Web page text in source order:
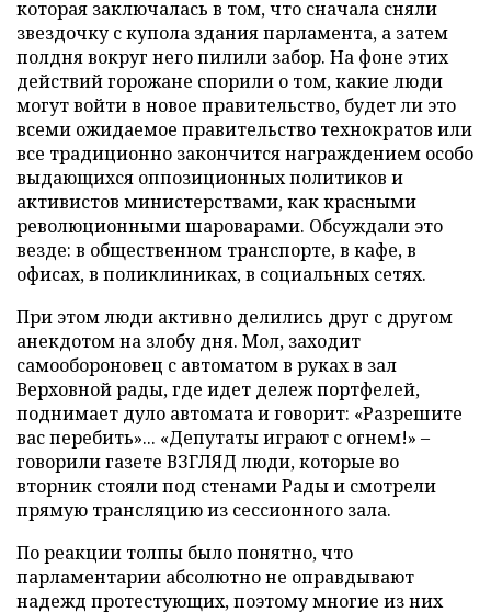
которая заключалась в том, что сначала сняли
звездочку с купола здания парламента, а затем
полдня вокруг него пилили забор. На фоне этих
действий горожане спорили о том, какие люди
могут войти в новое правительство, будет ли это
всеми ожидаемое правительство технократов или
все традиционно закончится награждением особо
выдающихся оппозиционных политиков и
активистов министерствами, как красными
революционными шароварами. Обсуждали это
везде: в общественном транспорте, в кафе, в
офисах, в поликлиниках, в социальных сетях.
При этом люди активно делились друг с другом
анекдотом на злобу дня. Мол, заходит
самообороновец с автоматом в руках в зал
Верховной рады, где идет дележ портфелей,
поднимает дуло автомата и говорит: «Разрешите
вас перебить»... «Депутаты играют с огнем!» –
говорили газете ВЗГЛЯД люди, которые во
вторник стояли под стенами Рады и смотрели
прямую трансляцию из сессионного зала.
По реакции толпы было понятно, что
парламентарии абсолютно не оправдывают
надежд протестующих, поэтому многие из них